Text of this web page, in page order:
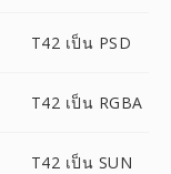
T42 เป็น PSD
T42 เป็น RGBA
T42 เป็น SUN